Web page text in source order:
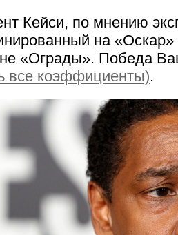
Кейси, по мнению
на «Оскар»
«Ограды». Победа
все коэффициенты).